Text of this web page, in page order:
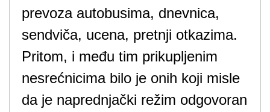
prevoza autobusima, dnevnica,
sendviča, ucena, pretnji otkazima.
Pritom, i među tim prikupljenim
nesrećnicima bilo je onih koji misle
da je naprednjački režim odgovoran